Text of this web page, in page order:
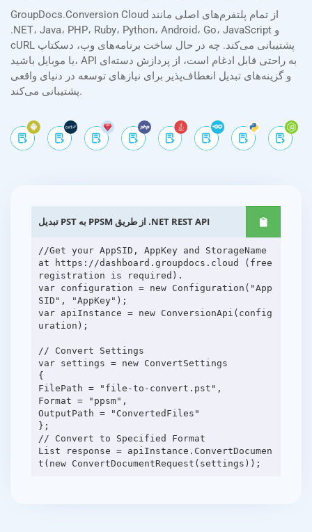
GroupDocs.Conversion Cloud از تمام پلتفرم‌های اصلی مانند
.NET، Java، PHP، Ruby، Python، Android، Go، JavaScript و
cURL پشتیبانی می‌کند. چه در حال ساخت برنامه‌های وب، دسکتاپ
یا موبایل باشید، API به راحتی قابل ادغام است، از پردازش دسته‌ای
و گزینه‌های تبدیل انعطاف‌پذیر برای نیازهای توسعه در دنیای واقعی
پشتیبانی می‌کند.
تبدیل PST به PPSM از طریق .NET REST API
//Get your AppSID, AppKey and StorageName
at https://dashboard.groupdocs.cloud (free
registration is required).
var configuration = new Configuration("App
SID", "AppKey");
var apiInstance = new ConversionApi(config
uration);
// Convert Settings
var settings = new ConvertSettings
{
FilePath = "file-to-convert.pst",
Format = "ppsm",
OutputPath = "ConvertedFiles"
};
// Convert to Specified Format
List response = apiInstance.ConvertDocumen